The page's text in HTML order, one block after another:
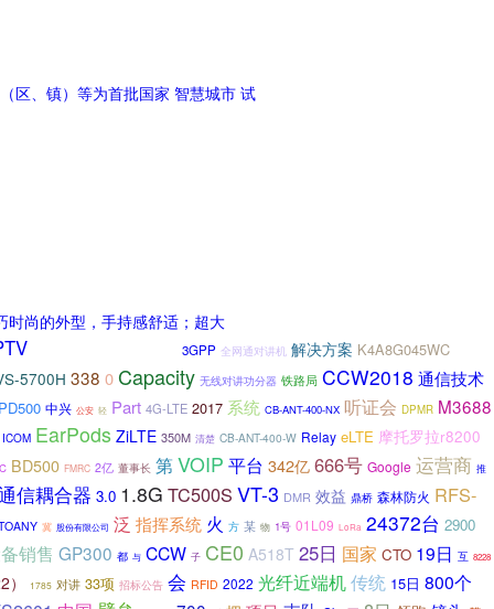
区、镇）等为首批国家 智慧城市 试
尚的外型，手持感舒适；超大
3GPP 全网通对讲机 解决方案 K4A8G045WC
5700H 338 0 Capacity 无线对讲功分器 铁路局 CCW2018 通信技术
中兴 公安 轻 Part 4G-LTE 2017 系统 CB-ANT-400-NX 听证会 DPMR M3688
ICOM EarPods ZiLTE 350M 清楚 CB-ANT-400-W Relay eLTE 摩托罗拉r8200
BD500 FMRC 2亿 董事长 第VOIP 平台 342亿666号 Google 运营商 推
信耦合器 3.0 1.8G TC500S VT-3 DMR 效益 鼎桥 森林防火 RFS-
冀 股份有限公司 泛 指挥系统 火 方 某 物 1号 01L09 LoRa 24372台 2900
销售 GP300 都 与 CCW 子 CE0 A518T 25日 国家 CTO 19日 互 8228
1785 对讲 33项 招标公告 会 RFID 2022 光纤近端机传统 15日 800个